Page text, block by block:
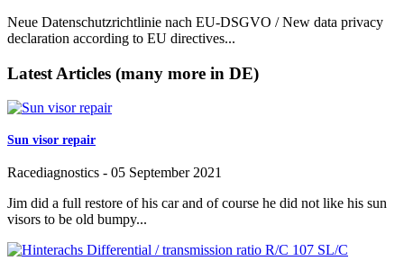
Neue Datenschutzrichtlinie nach EU-DSGVO / New data privacy
declaration according to EU directives...
Latest Articles (many more in DE)
Sun visor repair
Racediagnostics - 05 September 2021
Jim did a full restore of his car and of course he did not like his sun
visors to be old bumpy...